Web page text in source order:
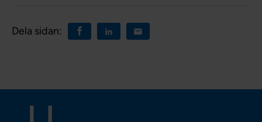
Dela sidan: